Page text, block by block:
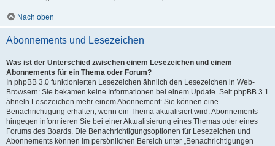
Nach oben
Abonnements und Lesezeichen
Was ist der Unterschied zwischen einem Lesezeichen und einem
Abonnements für ein Thema oder Forum?
In phpBB 3.0 funktionierten Lesezeichen ähnlich den Lesezeichen in Web-
Browsern: Sie bekamen keine Informationen bei einem Update. Seit phpBB 3.1
ähneln Lesezeichen mehr einem Abonnement: Sie können eine
Benachrichtigung erhalten, wenn ein Thema aktualisiert wird. Abonnements
hingegen informieren Sie bei einer Aktualisierung eines Themas oder eines
Forums des Boards. Die Benachrichtigungsoptionen für Lesezeichen und
Abonnements können im persönlichen Bereich unter „Benachrichtigungen